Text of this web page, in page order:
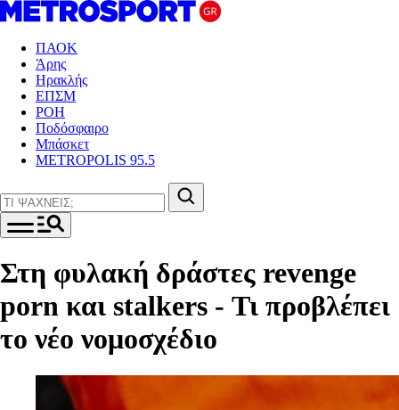
ΠΑΟΚ
Άρης
Ηρακλής
ΕΠΣΜ
ΡΟΗ
Ποδόσφαιρο
Μπάσκετ
METROPOLIS 95.5
Στη φυλακή δράστες revenge
porn και stalkers - Τι προβλέπει
το νέο νομοσχέδιο